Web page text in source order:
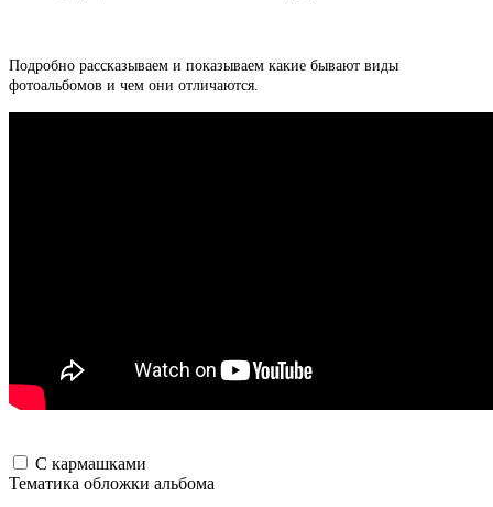
Подробно рассказываем и показываем какие бывают виды
фотоальбомов и чем они отличаются.
С кармашками
Тематика обложки альбома